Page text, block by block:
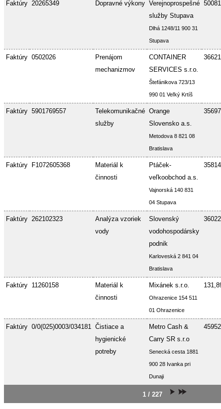
Faktúry 20265349 Dopravné výkony Verejnoprospešné
služby Stupava
Dlhá 1248/11 900 31
Stupava
Faktúry 0502026
Prenájom
mechanizmov
CONTAINER
SERVICES s.r.o.
Štefánikova 723/13
990 01 Veľký Krtíš
Faktúry 5901769557
Telekomunikačné
služby
Orange
Slovensko a.s.
Metodova 8 821 08
Bratislava
Faktúry F1072605368
Materiál k
činnosti
Ptáček-
veľkoobchod a.s.
Vajnorská 140 831
04 Stupava
Faktúry 262102323
Analýza vzoriek
vody
Slovenský
vodohospodársky
podnik
Karloveská 2 841 04
Bratislava
Faktúry 11260158
Materiál k
činnosti
Mixánek s.r.o.
Ohrazenice 154 511
01 Ohrazenice
Faktúry 0/0(025)0003/034181 Čistiace a
hygienické
potreby
Metro Cash &
Carry SR s.r.o
Senecká cesta 1881
900 28 Ivanka pri
Dunaji
1 / 227